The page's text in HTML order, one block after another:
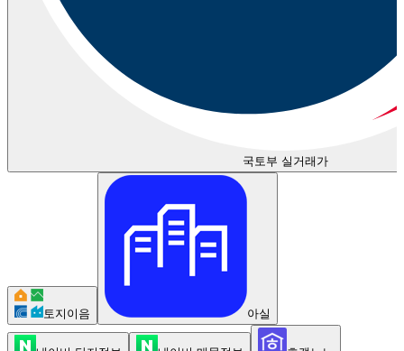
국토부 실거래가
토지이음 아실